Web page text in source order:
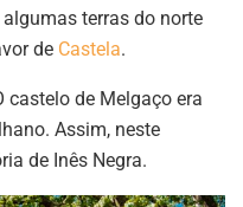
terras do norte
de Castela.
castelo de Melgaço era
Assim, neste
de Inês Negra.